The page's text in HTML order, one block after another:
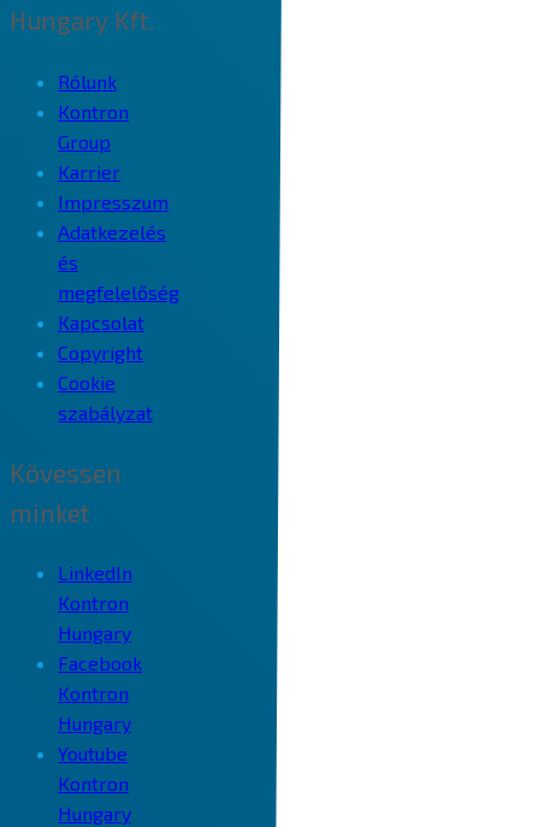
Hungary Kft.
Rólunk
Kontron
Group
Karrier
Impresszum
Adatkezelés
és
megfelelőség
Kapcsolat
Copyright
Cookie
szabályzat
Kövessen
minket
LinkedIn
Kontron
Hungary
Facebook
Kontron
Hungary
Youtube
Kontron
Hungary